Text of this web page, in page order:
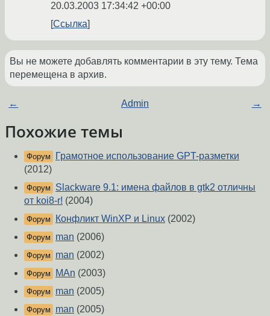
20.03.2003 17:34:42 +00:00
Ссылка
Вы не можете добавлять комментарии в эту тему. Тема
перемещена в архив.
← Admin →
Похожие темы
Форум
Грамотное использование GPT-разметки
(2012)
Форум
Slackware 9.1: имена файлов в gtk2 отличны
от koi8-r! (2004)
Форум Конфликт WinXP и Linux (2002)
Форум man (2006)
Форум man (2002)
Форум MAn (2003)
Форум man (2005)
Форум man (2005)